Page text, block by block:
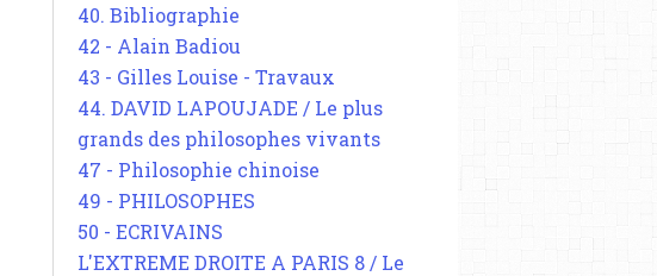
40. Bibliographie
42 - Alain Badiou
43 - Gilles Louise - Travaux
44. DAVID LAPOUJADE / Le plus
grands des philosophes vivants
47 - Philosophie chinoise
49 - PHILOSOPHES
50 - ECRIVAINS
L'EXTREME DROITE A PARIS 8 / Le